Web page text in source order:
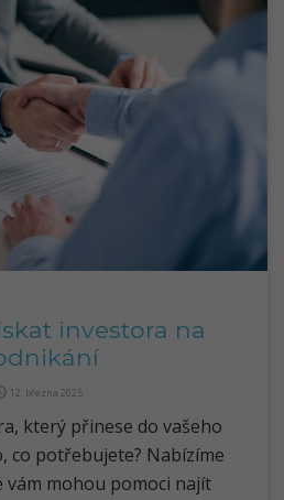
investora na
12. března 2025
který přinese do vašeho
co potřebujete? Nabízíme
vám mohou pomoci najít